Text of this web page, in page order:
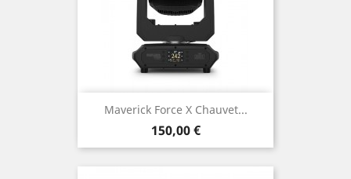
Maverick Force X Chauvet...
Prix
150,00 €